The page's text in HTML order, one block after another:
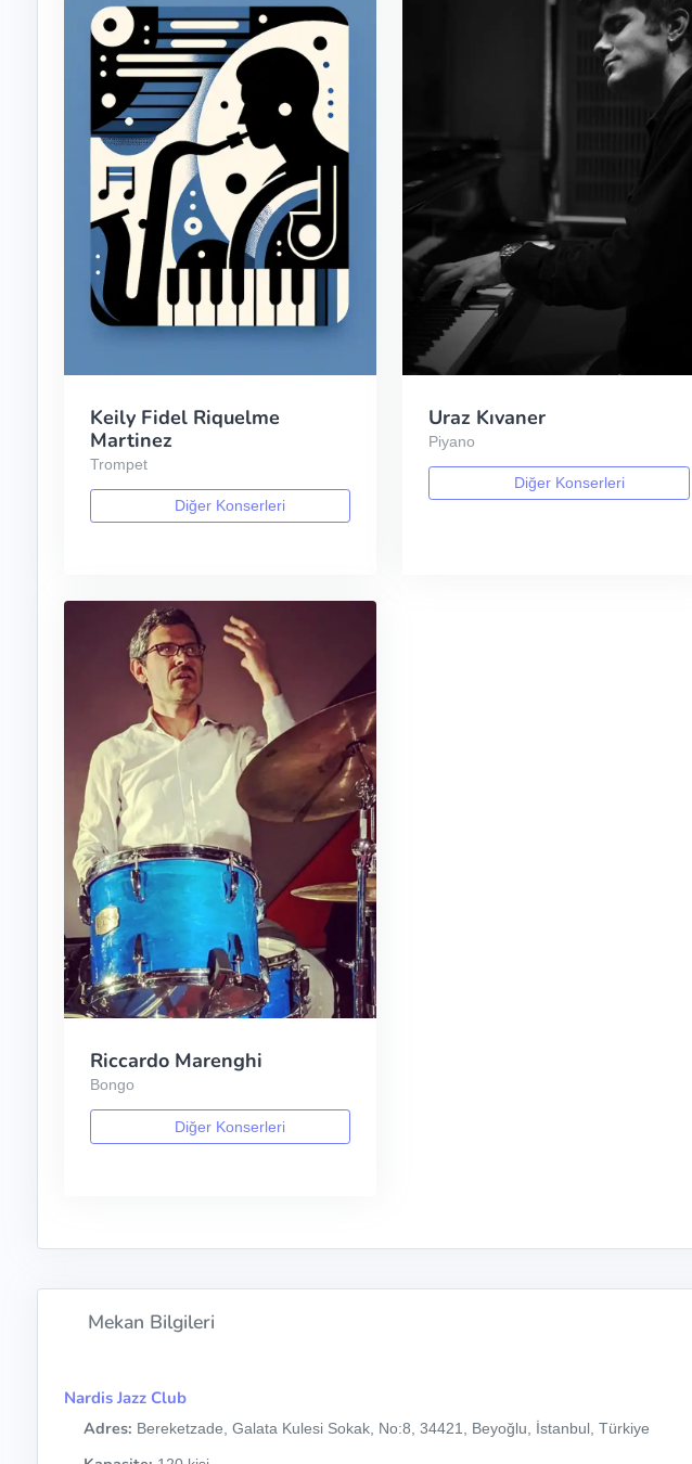
Keily Fidel Riquelme
Martinez
Trompet
Diğer Konserleri
Uraz Kıvaner
Piyano
Diğer Konserleri
Riccardo Marenghi
Bongo
Diğer Konserleri
Mekan Bilgileri
Nardis Jazz Club
Adres: Bereketzade, Galata Kulesi Sokak, No:8, 34421, Beyoğlu, İstanbul, Türkiye